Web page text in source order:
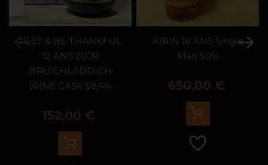
REST & BE THANKFUL
12 ANS 2009
BRUICHLADDICH
WINE CASK 59,4%
Prix
152,00 €
KIRIN 18 ANS Single
Malt 50%
Prix
650,00 €